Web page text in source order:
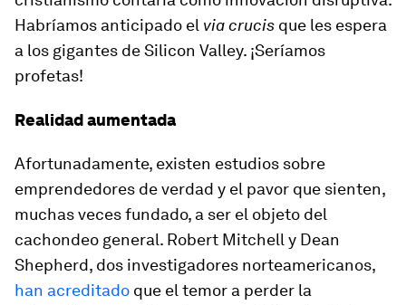
Habríamos anticipado el via crucis que les espera
a los gigantes de Silicon Valley. ¡Seríamos
profetas!
Realidad aumentada
Afortunadamente, existen estudios sobre
emprendedores de verdad y el pavor que sienten,
muchas veces fundado, a ser el objeto del
cachondeo general. Robert Mitchell y Dean
Shepherd, dos investigadores norteamericanos,
han acreditado que el temor a perder la